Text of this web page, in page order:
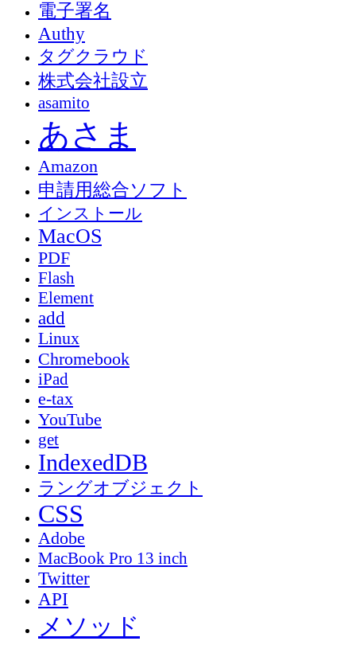
電子署名
Authy
タグクラウド
株式会社設立
asamito
あさま
Amazon
申請用総合ソフト
インストール
MacOS
PDF
Flash
Element
add
Linux
Chromebook
iPad
e-tax
YouTube
get
IndexedDB
ラングオブジェクト
CSS
Adobe
MacBook Pro 13 inch
Twitter
API
メソッド